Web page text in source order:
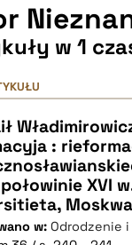
w 1
:
XVI
w: Odrodzenie